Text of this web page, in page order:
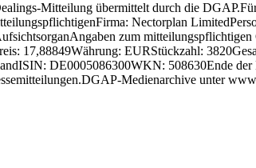
Mitteilung übermittelt durch die
Nectorplan LimitedPerson mit
zum
17,88849Währung: EURStückzahl:
DE0005086300WKN: 508630Ende
Medienarchive unter